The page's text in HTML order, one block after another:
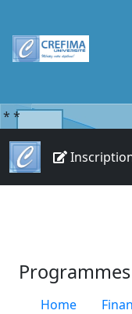
* *
Home